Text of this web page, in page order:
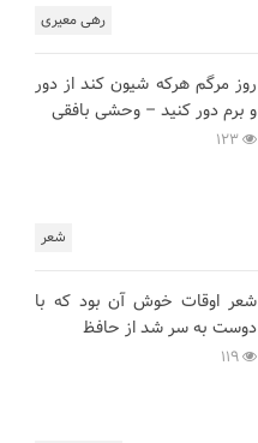
رهی معیری
شعر
روز مرگم هرکه شیون کند از دور
و برم دور کنید – وحشی بافقی
شعر اوقات خوش آن بود که با
دوست به سر شد از حافظ